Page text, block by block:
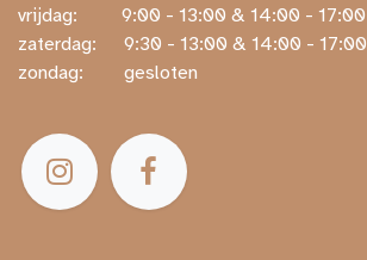
vrijdag:
​ ​9:00 - 13:00 & 14:00 - 17:00
zaterdag:
​ ​9:30 - 13:00 & 14:00 - 17:00
zondag:
​ gesloten